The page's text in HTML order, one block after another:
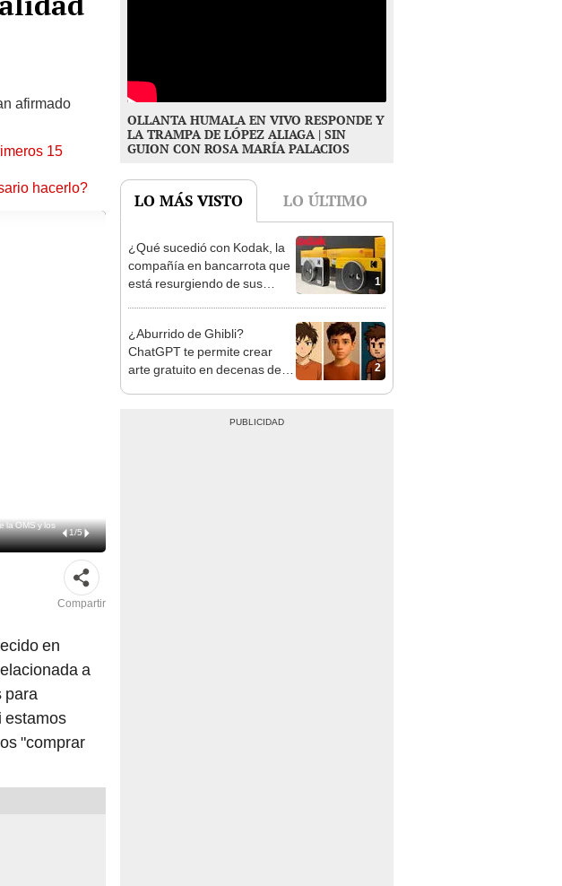
afirmado
15
hacerlo?
la OMS y los
1/5
Compartir
en
a
para
estamos
"comprar
OLLANTA HUMALA EN VIVO RESPONDE Y
LA TRAMPA DE LÓPEZ ALIAGA | SIN
GUION CON ROSA MARÍA PALACIOS
LO MÁS VISTO LO ÚLTIMO
1
¿Qué sucedió con Kodak, la
compañía en bancarrota que
está resurgiendo de sus
2
¿Aburrido de Ghibli?
ChatGPT te permite crear
arte gratuito en decenas de